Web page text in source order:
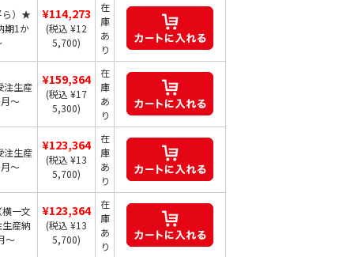
ら）★
期1か
¥114,273
(税込 ¥12
5,700)
在
庫
あ
り
生産
～
¥159,364
(税込 ¥17
5,300)
在
庫
あ
り
生産
～
¥123,364
(税込 ¥13
5,700)
在
庫
あ
り
一文
産納
～
¥123,364
(税込 ¥13
5,700)
在
庫
あ
り